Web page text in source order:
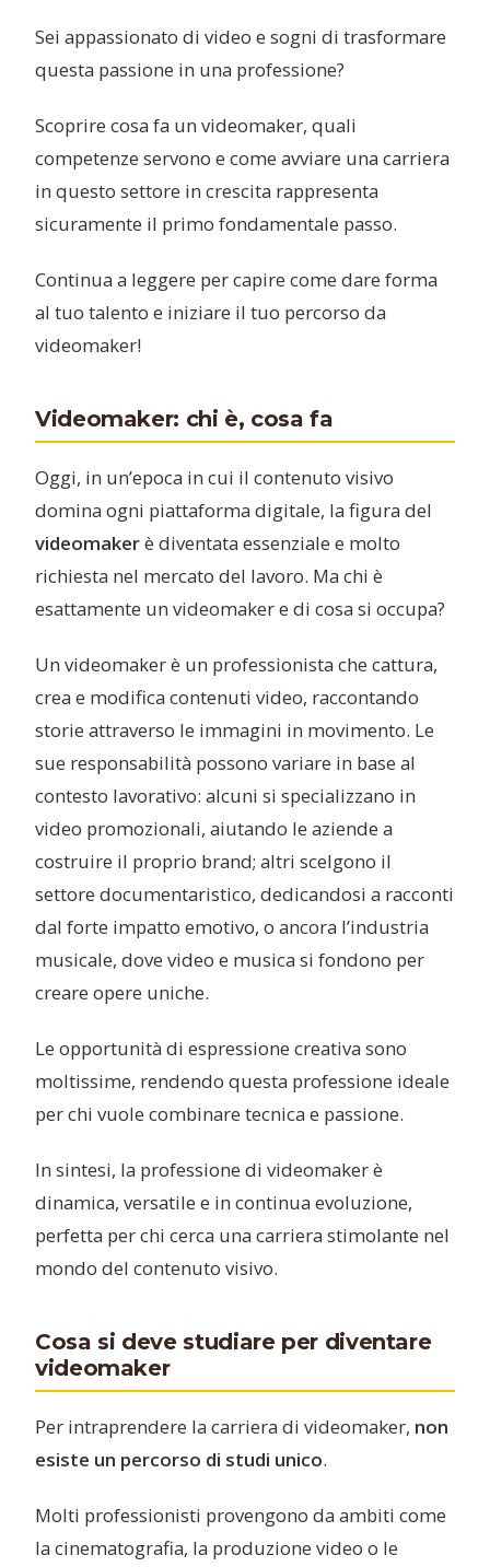
Sei appassionato di video e sogni di trasformare
questa passione in una professione?
Scoprire cosa fa un videomaker, quali
competenze servono e come avviare una carriera
in questo settore in crescita rappresenta
sicuramente il primo fondamentale passo.
Continua a leggere per capire come dare forma
al tuo talento e iniziare il tuo percorso da
videomaker!
Videomaker: chi è, cosa fa
Oggi, in un’epoca in cui il contenuto visivo
domina ogni piattaforma digitale, la figura del
videomakerè diventata essenziale e molto
richiesta nel mercato del lavoro. Ma chi è
esattamente un videomaker e di cosa si occupa?
Un videomaker è un professionista che cattura,
crea e modifica contenuti video, raccontando
storie attraverso le immagini in movimento. Le
sue responsabilità possono variare in base al
contesto lavorativo: alcuni si specializzano in
video promozionali, aiutando le aziende a
costruire il proprio brand; altri scelgono il
settore documentaristico, dedicandosi a racconti
dal forte impatto emotivo, o ancora l’industria
musicale, dove video e musica si fondono per
creare opere uniche.
Le opportunità di espressione creativa sono
moltissime, rendendo questa professione ideale
per chi vuole combinare tecnica e passione.
In sintesi, la professione di videomaker è
dinamica, versatile e in continua evoluzione,
perfetta per chi cerca una carriera stimolante nel
mondo del contenuto visivo.
Cosa si deve studiare per diventare
videomaker
Per intraprendere la carriera di videomaker, non
esiste un percorso di studi unico.
Molti professionisti provengono da ambiti come
la cinematografia, la produzione video o le